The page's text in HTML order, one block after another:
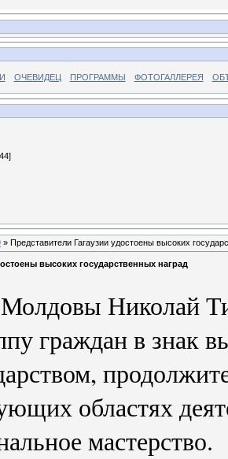
ОЧЕВИДЕЦ ПРОГРАММЫ ФОТОГАЛЛЕРЕЯ
» Представители Гагаузии удостоены высоких
высоких государственных наград
Николай
граждан в знак
областях
мастерство.